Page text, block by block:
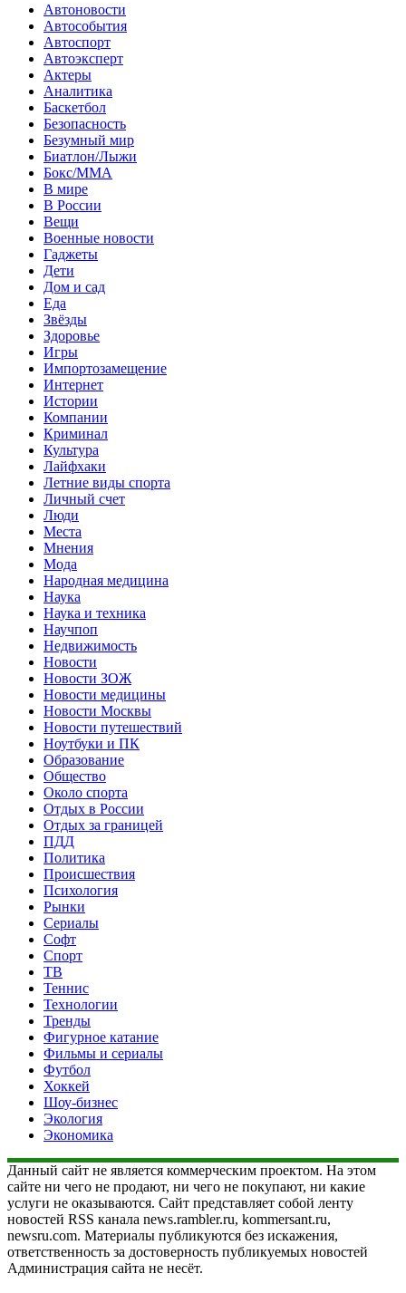
Автоновости
Автособытия
Автоспорт
Автоэксперт
Актеры
Аналитика
Баскетбол
Безопасность
Безумный мир
Биатлон/Лыжи
Бокс/MMA
В мире
В России
Вещи
Военные новости
Гаджеты
Дети
Дом и сад
Еда
Звёзды
Здоровье
Игры
Импортозамещение
Интернет
Истории
Компании
Криминал
Культура
Лайфхаки
Летние виды спорта
Личный счет
Люди
Места
Мнения
Мода
Народная медицина
Наука
Наука и техника
Научпоп
Недвижимость
Новости
Новости ЗОЖ
Новости медицины
Новости Москвы
Новости путешествий
Ноутбуки и ПК
Образование
Общество
Около спорта
Отдых в России
Отдых за границей
ПДД
Политика
Происшествия
Психология
Рынки
Сериалы
Софт
Спорт
ТВ
Теннис
Технологии
Тренды
Фигурное катание
Фильмы и сериалы
Футбол
Хоккей
Шоу-бизнес
Экология
Экономика
Данный сайт не является коммерческим проектом. На этом
сайте ни чего не продают, ни чего не покупают, ни какие
услуги не оказываются. Сайт представляет собой ленту
новостей RSS канала news.rambler.ru, kommersant.ru,
newsru.com. Материалы публикуются без искажения,
ответственность за достоверность публикуемых новостей
Администрация сайта не несёт.